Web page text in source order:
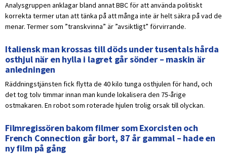
Analysgruppen anklagar bland annat BBC för att använda politiskt
korrekta termer utan att tänka på att många inte är helt säkra på vad de
menar. Termer som ”transkvinna” är ”avsiktligt” förvirrande.
Italiensk man krossas till döds under tusentals hårda
osthjul när en hylla i lagret går sönder – maskin är
anledningen
Räddningstjänsten fick flytta de 40 kilo tunga osthjulen för hand, och
det tog tolv timmar innan man kunde lokalisera den 75-årige
ostmakaren. En robot som roterade hjulen trolig orsak till olyckan.
Filmregissören bakom filmer som Exorcisten och
French Connection går bort, 87 år gammal – hade en
ny film på gång